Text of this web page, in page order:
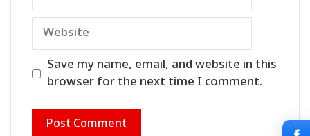
Website
Save my name, email, and website in this
browser for the next time I comment.